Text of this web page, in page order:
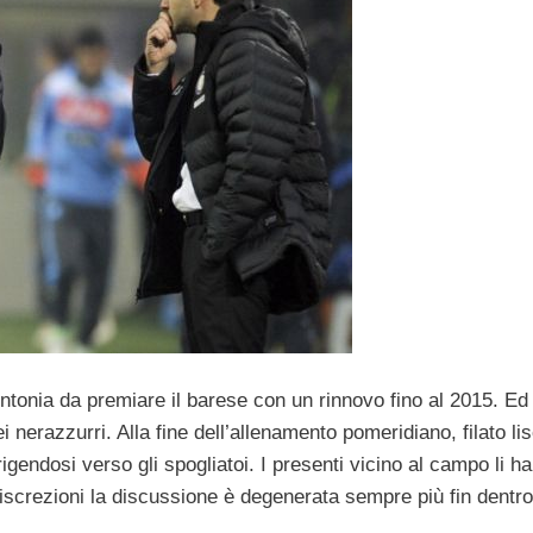
da premiare il barese con un rinnovo fino al 2015.
Alla fine dell’allenamento pomeridiano, filato
verso gli spogliatoi. I presenti vicino al campo li
la discussione è degenerata sempre più fin